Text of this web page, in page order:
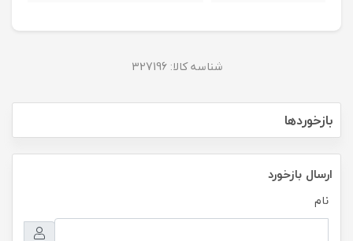
شناسه کالا:327196
بازخوردها
ارسال بازخورد
نام